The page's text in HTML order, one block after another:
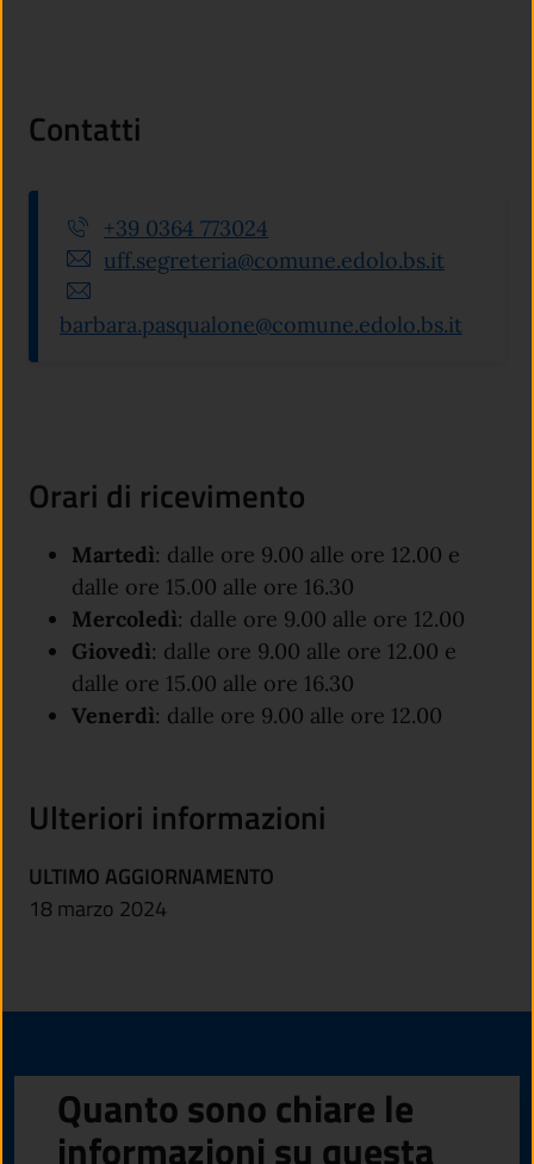
Contatti
+39 0364 773024
uff.segreteria@comune.edolo.bs.it
barbara.pasqualone@comune.edolo.bs.it
Orari di ricevimento
Martedì: dalle ore 9.00 alle ore 12.00 e
dalle ore 15.00 alle ore 16.30
Mercoledì: dalle ore 9.00 alle ore 12.00
Giovedì: dalle ore 9.00 alle ore 12.00 e
dalle ore 15.00 alle ore 16.30
Venerdì: dalle ore 9.00 alle ore 12.00
Ulteriori informazioni
ULTIMO AGGIORNAMENTO
18 marzo 2024
Quanto sono chiare le
informazioni su questa